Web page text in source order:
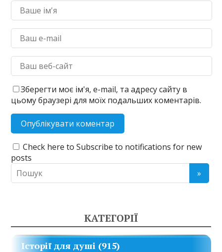
Зберегти моє ім'я, e-mail, та адресу сайту в
цьому браузері для моїх подальших коментарів.
Check here to Subscribe to notifications for new
posts
КАТЕГОРІЇ
Історії для душі (915)